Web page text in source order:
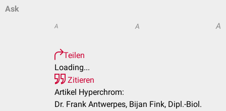
Ask
A A A
Teilen
Loading...
Zitieren
Artikel Hyperchrom:
Dr. Frank Antwerpes, Bijan Fink, Dipl.-Biol.